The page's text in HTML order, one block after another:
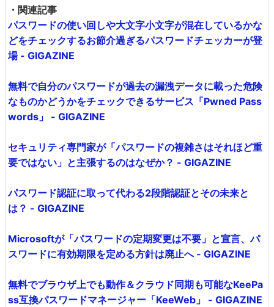
・関連記事
パスワードの使い回しや大文字小文字が混在しているかな
どをチェックするお節介過ぎるパスワードチェッカーが登
場 - GIGAZINE
無料で自分のパスワードが過去の漏洩データに載った危険
なものかどうかをチェックできるサービス「Pwned Pass
words」 - GIGAZINE
セキュリティ専門家が「パスワードの複雑さはそれほど重
要ではない」と主張するのはなぜか？ - GIGAZINE
パスワード認証に取って代わる2段階認証とその未来と
は？ - GIGAZINE
Microsoftが「パスワードの定期変更は不要」と宣言、パ
スワードに有効期限を定める方針は廃止へ - GIGAZINE
無料でブラウザ上でも動作＆クラウド同期も可能なKeePa
ss互換パスワードマネージャー「KeeWeb」 - GIGAZINE